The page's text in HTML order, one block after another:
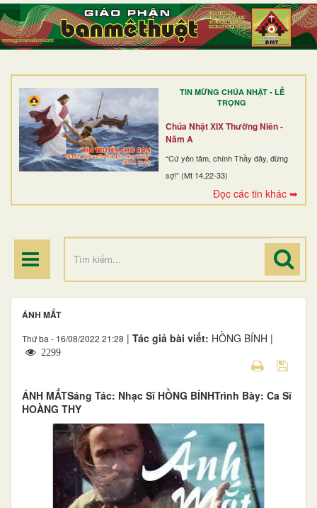
TIN MỪNG CHÚA NHẬT - LỄ
TRỌNG
Chúa Nhật XIX Thường Niên -
Năm A
“Cứ yên tâm, chính Thầy đây, đừng
sợ!” (Mt 14,22-33)
Đọc các tin khác ➥
TRANG NHẤT
GIỚI THIỆU
DÒNG TU
BAN MỤC VỤ
ĐOÀN THỂ CG
ĐIỂM HÀNH HƯƠNG
ÁNH MẮT
Thứ ba - 16/08/2022 21:28 | Tác giả bài viết: HỒNG BÍNH |
2299
ÁNH MẮTSáng Tác: Nhạc Sĩ HỒNG BÍNHTrình Bày: Ca Sĩ
HOÀNG THY